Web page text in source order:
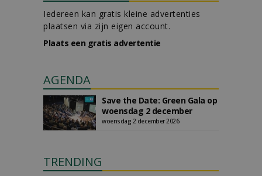
Iedereen kan gratis kleine advertenties
plaatsen via zijn eigen account.
Plaats een gratis advertentie
AGENDA
Save the Date: Green Gala op
woensdag 2 december
woensdag 2 december 2026
TRENDING